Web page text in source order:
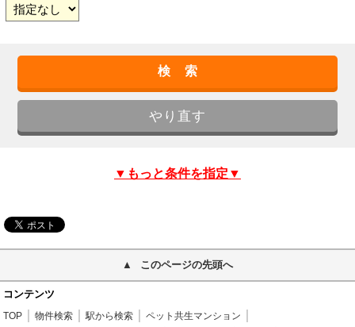
▼もっと条件を指定▼
このページの先頭へ
コンテンツ
TOP 物件検索 駅から検索
ペット共生マンション